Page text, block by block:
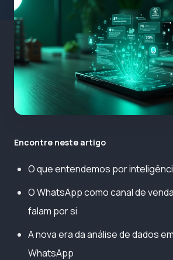
Encontre neste artigo
O que entendemos por
O WhatsApp como canal de
falam por si
A nova era da análise de dados
WhatsApp